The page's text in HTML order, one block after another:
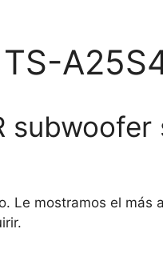
TS-
Le mostramos el más